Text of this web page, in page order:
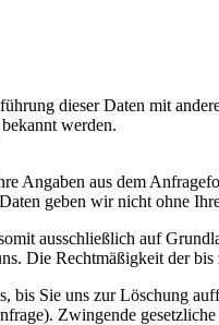
dieser Daten mit
werden.
Angaben aus dem
geben wir nicht ohne
ausschließlich auf
Die Rechtmäßigkeit der
bis Sie uns zur Löschung
Zwingende